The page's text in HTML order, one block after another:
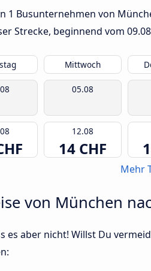
1 Busunternehmen von
Strecke, beginnend vom
Mittwoch
05.08
12.08
14 CHF
Mehr
von München
es aber nicht! Willst Du